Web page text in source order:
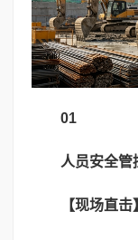
01
人员安全管
【现场直击